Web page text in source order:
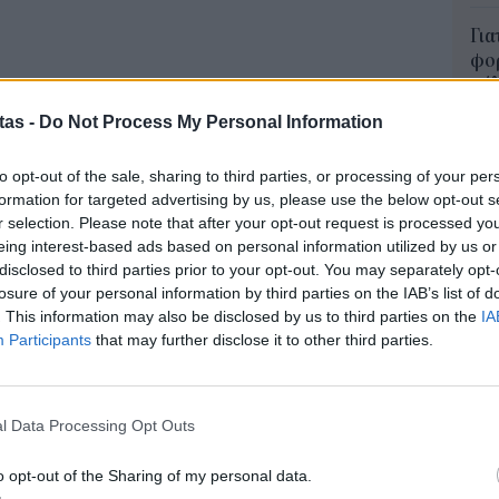
- Do Not Process My Personal Information
opt-out of the sale, sharing to third parties, or processing of your
for targeted advertising by us, please use the below opt-out
selection. Please note that after your opt-out request is processed
interest-based ads based on personal information utilized by us
to third parties prior to your opt-out. You may separately
of your personal information by third parties on the IAB’s list of
This information may also be disclosed by us to third parties on the
Participants that may further disclose it to other third parties.
Data Processing Opt Outs
opt-out of the Sharing of my personal data.
διαρκείας θα ισχύει κανονικά ό,τι ισχύει
τους φιλάθλους άνω των 67 ετών χωρίς
διαδικασία προκειμένου η ταυτοποίηση να
του υπουργείου Ψηφιακής Διακυβέρνησης,
περισσότερα από 57 χιλιάδες
στο ψηφιακό πορτοφόλι των φιλάθλων.
μέσω του Gov.gr Wallet πάνω από το
04